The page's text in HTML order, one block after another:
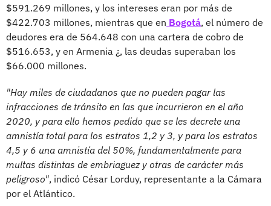
$591.269 millones, y los intereses eran por más de
$422.703 millones, mientras que en Bogotá, el número de
deudores era de 564.648 con una cartera de cobro de
$516.653, y en Armenia ¿, las deudas superaban los
$66.000 millones.
"Hay miles de ciudadanos que no pueden pagar las
infracciones de tránsito en las que incurrieron en el año
2020, y para ello hemos pedido que se les decrete una
amnistía total para los estratos 1,2 y 3, y para los estratos
4,5 y 6 una amnistía del 50%, fundamentalmente para
multas distintas de embriaguez y otras de carácter más
peligroso", indicó César Lorduy, representante a la Cámara
por el Atlántico.